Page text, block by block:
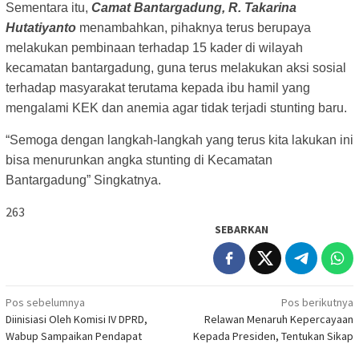
Sementara itu, Camat Bantargadung, R. Takarina
Hutatiyanto menambahkan, pihaknya terus berupaya
melakukan pembinaan terhadap 15 kader di wilayah
kecamatan bantargadung, guna terus melakukan aksi sosial
terhadap masyarakat terutama kepada ibu hamil yang
mengalami KEK dan anemia agar tidak terjadi stunting baru.
“Semoga dengan langkah-langkah yang terus kita lakukan ini
bisa menurunkan angka stunting di Kecamatan
Bantargadung” Singkatnya.
263
SEBARKAN
Navigasi
pos
Pos sebelumnya
Diinisiasi Oleh Komisi IV DPRD,
Wabup Sampaikan Pendapat
Pos berikutnya
Relawan Menaruh Kepercayaan
Kepada Presiden, Tentukan Sikap